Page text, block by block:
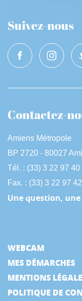
Suivez-nous
Contactez-
Amiens Métropole
BP 2720 - 80027
Tél. : (33) 3 22 97 40
Fax. : (33) 3 22 97
Une question,
WEBCAM
MES DÉMARCHES
MENTIONS
POLITIQUE DE